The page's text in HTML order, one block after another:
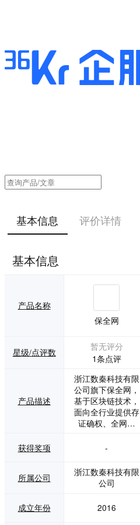
基本信息 评价详情
基本信息
产品名称
保全网
星级/点评数
暂无评分
1条点评
产品描述
浙江数秦科技有限
公司旗下保全网，
基于区块链技术，
面向全行业提供存
证确权、全网监
提供数据权益一站
式解决方案。 保全
网区块链电子数据
法鉴定机构、公证
获得奖项 -
所属公司
浙江数秦科技有限
公司
成立年份 2016